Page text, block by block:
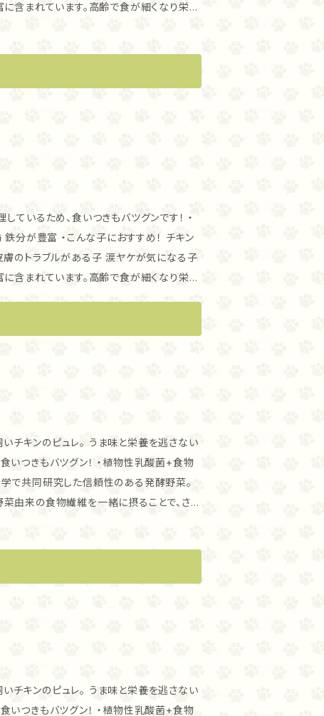
含まれています。高齢で食が細くなり栄養
与えてみてください。 ・保存方法
存しお早目にお使いください。 ・与え
いるため、食いつきもバツグンです！ ・
すすめ！ チキン
のトラブルがある子 涙ヤケが気になる子
含まれています。高齢で食が細くなり栄養
与えてみてください。 ・保存方法
が目安です。 ・サイズバリエー
ま味と栄養を逃さない
！ ・植物性乳酸菌+食物
で共同研究した信頼性のある発酵野菜。
由来の食物繊維を一緒に摂ることで、さら
ミン、ミネラル、ポリフェノールを摂るこ
材としてもお使いいただけます。 猫ちゃ
さい。 ・与える量 小型犬、
ま味と栄養を逃さない
！ ・植物性乳酸菌+食物